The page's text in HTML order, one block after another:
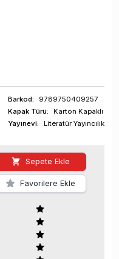
Barkod:
9789750409257
Kapak Türü:
Karton Kapaklı
Yayınevi:
Literatür Yayıncılık
Sepete Ekle
Favorilere Ekle